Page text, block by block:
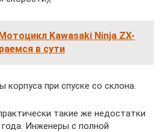
Kawasaki Ninja ZX-
в сути
корпуса при спуске со склона.
такие же недостатки
Инженеры с полной